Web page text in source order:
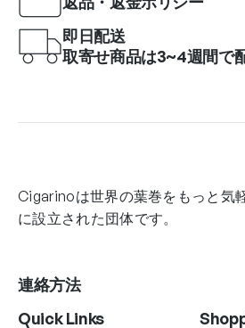
即日配送
取寄せ商品は3~4週間で
Cigarinoは世界の葉巻をもっと気
に設立された団体です。
連絡方法
Quick Links